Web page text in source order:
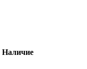
Наличие